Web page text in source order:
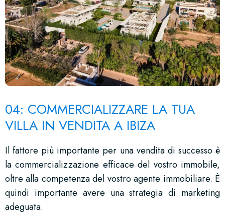
04: COMMERCIALIZZARE LA TUA
VILLA IN VENDITA A IBIZA
Il fattore più importante per una vendita di successo è
la commercializzazione efficace del vostro immobile,
oltre alla competenza del vostro agente immobiliare. È
quindi importante avere una strategia di marketing
adeguata.